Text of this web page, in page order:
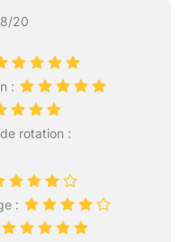
20
:
rotation :
: